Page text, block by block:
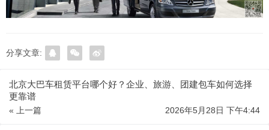
分享文章:
北京大巴车租赁平台哪个好？企业、旅游、团建包车如何选择
更靠谱
« 上一篇 2026年5月28日 下午4:44